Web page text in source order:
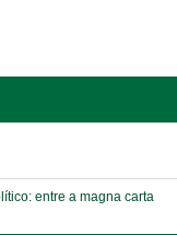
entre a magna carta